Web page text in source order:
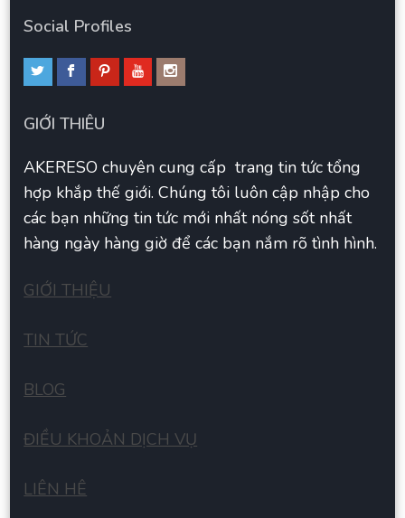
Social Profiles
GIỚI THIÊU
AKERESO chuyên cung cấp trang tin tức tổng
hợp khắp thế giới. Chúng tôi luôn cập nhập cho
các bạn những tin tức mới nhất nóng sốt nhất
hàng ngày hàng giờ để các bạn nắm rõ tình hình.
GIỚI THIỆU
TIN TỨC
BLOG
ĐIỀU KHOẢN DỊCH VỤ
LIÊN HÊ